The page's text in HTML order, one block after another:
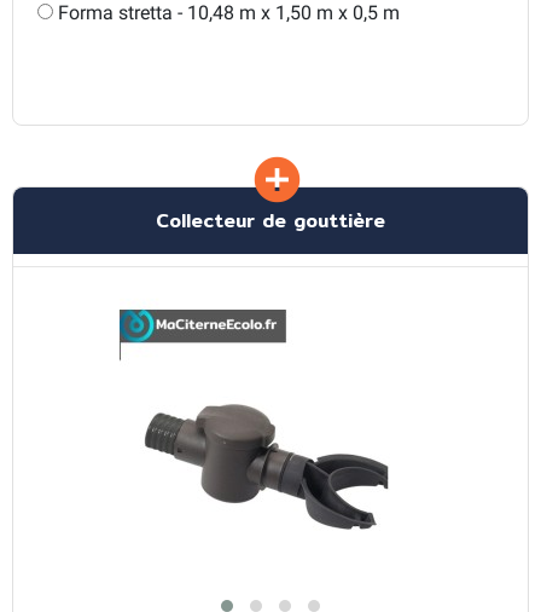
Forma stretta - 10,48 m x 1,50 m x 0,5 m
Collecteur de gouttière